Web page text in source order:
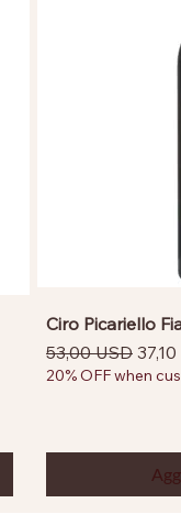
Ciro Picariello
Prezzo regolare
53,00 USD
20% OFF when